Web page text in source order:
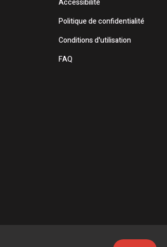
Accessibilité
Politique de confidentialité
Conditions d'utilisation
FAQ